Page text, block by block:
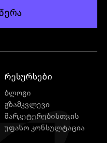
რესურსები
ბლოგი
გზამკვლევი
მარკეტერებისთვის
უფასო კონსულტაცია